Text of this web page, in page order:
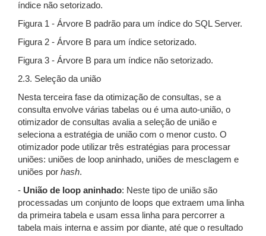
índice não setorizado.
Figura 1 - Árvore B padrão para um índice do SQL Server.
Figura 2 - Árvore B para um índice setorizado.
Figura 3 - Árvore B para um índice não setorizado.
2.3. Seleção da união
Nesta terceira fase da otimização de consultas, se a
consulta envolve várias tabelas ou é uma auto-união, o
otimizador de consultas avalia a seleção de união e
seleciona a estratégia de união com o menor custo. O
otimizador pode utilizar três estratégias para processar
uniões: uniões de loop aninhado, uniões de mesclagem e
uniões por hash.
- União de loop aninhado: Neste tipo de união são
processadas um conjunto de loops que extraem uma linha
da primeira tabela e usam essa linha para percorrer a
tabela mais interna e assim por diante, até que o resultado